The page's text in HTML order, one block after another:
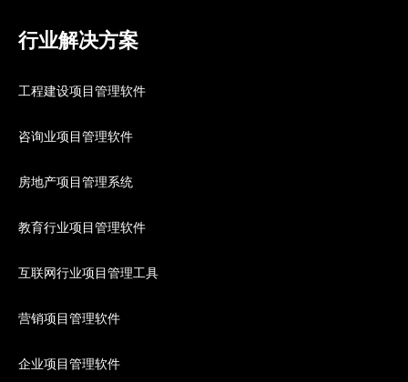
行业解决方案
工程建设项目管理软件
咨询业项目管理软件
房地产项目管理系统
教育行业项目管理软件
互联网行业项目管理工具
营销项目管理软件
企业项目管理软件